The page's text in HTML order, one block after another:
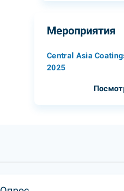
Мероприятия
Central Asia
2025